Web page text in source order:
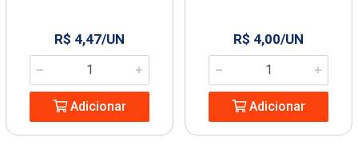
R$ 4,47/UN
Adicionar
R$ 4,00/UN
Adicionar